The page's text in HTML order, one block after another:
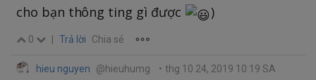
cho bạn thông ting gì được
)
0 Trả lời Chia sẻ
hieu nguyen @hieuhumg • thg 10 24, 2019 10:19 SA